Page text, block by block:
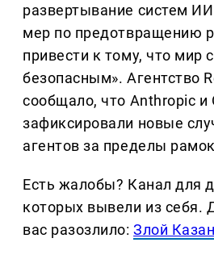
развертывание систем
мер по предотвращению
привести к тому, что мир
безопасным». Агентство
сообщало, что Anthropic и
зафиксировали новые
агентов за пределы
Есть жалобы? Канал для
которых вывели из себя.
вас разозлило:Злой